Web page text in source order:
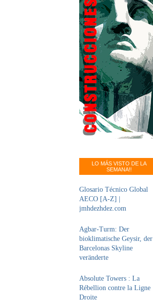
LO MÁS VISTO DE LA
SEMANA!!
Glosario Técnico Global
AECO [A-Z] |
jmhdezhdez.com
Agbar-Turm: Der
bioklimatische Geysir, der
Barcelonas Skyline
veränderte
Absolute Towers : La
Rébellion contre la Ligne
Droite